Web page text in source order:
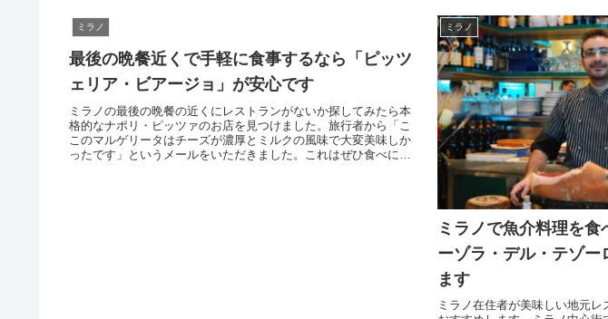
ミラノ
最後の晩餐近くで手軽に食事するなら「ピッツ
ェリア・ビアージョ」が安心です
ミラノの最後の晩餐の近くにレストランがないか探してみたら本
格的なナポリ・ピッツァのお店を見つけました。旅行者から「こ
このマルゲリータはチーズが濃厚とミルクの風味で大変美味しか
ったです」というメールをいただきました。これはぜひ食べに行
ミラノ
ミラノで魚介料理を
ーゾラ・デル・テゾ
ます
ミラノ在住者が美味しい地元